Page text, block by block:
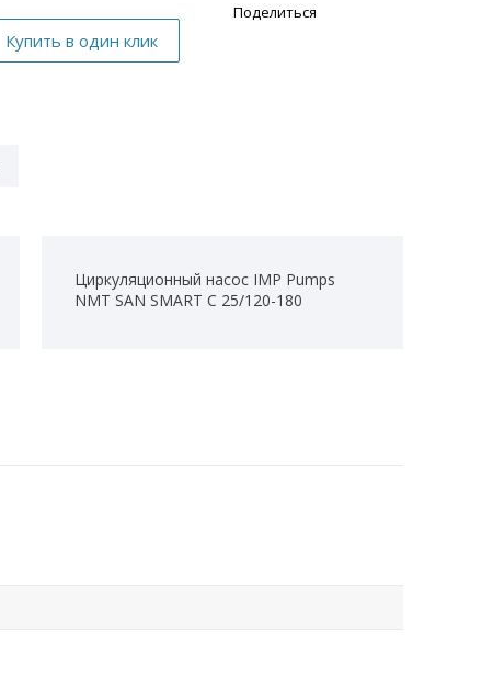
Поделиться
Циркуляционный насос IMP Pumps
NMT SAN SMART C 25/120-180